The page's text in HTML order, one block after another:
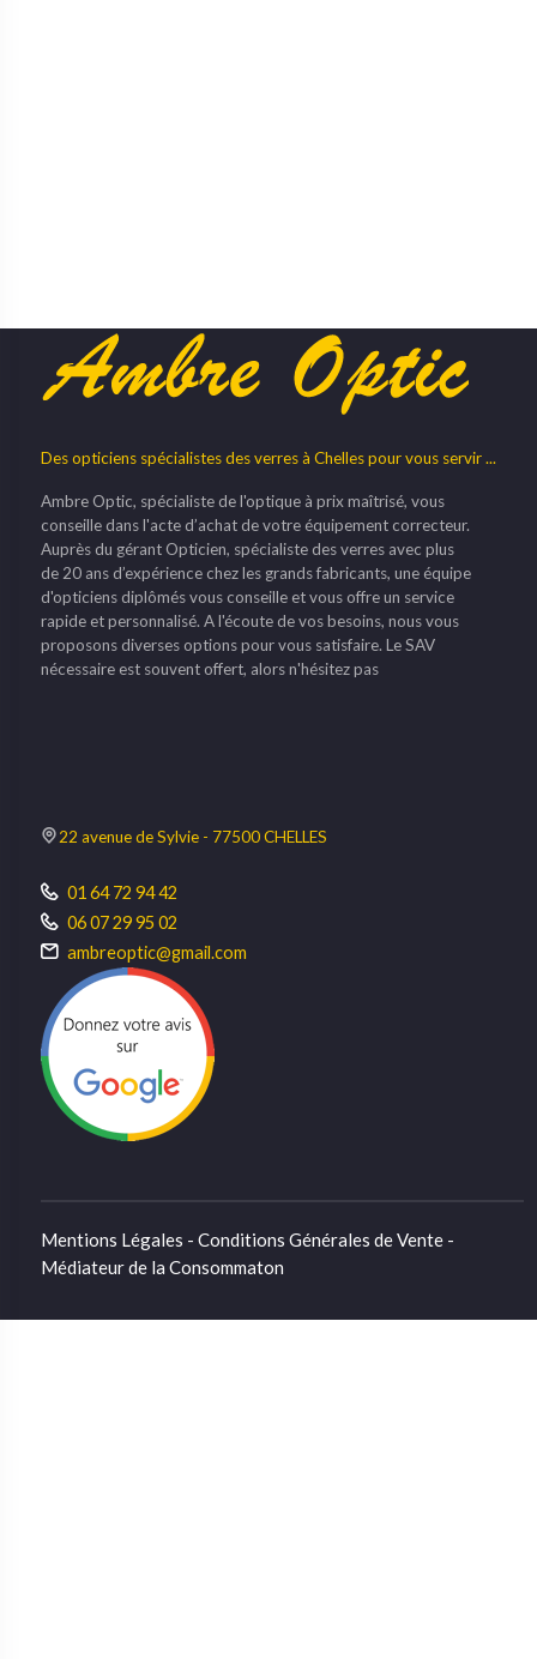
Des opticiens spécialistes des verres à Chelles pour vous servir ...
Ambre Optic, spécialiste de l'optique à prix maîtrisé, vous
conseille dans l'acte d’achat de votre équipement correcteur.
Auprès du gérant Opticien, spécialiste des verres avec plus
de 20 ans d’expérience chez les grands fabricants, une équipe
d'opticiens diplômés vous conseille et vous offre un service
rapide et personnalisé. A l'écoute de vos besoins, nous vous
proposons diverses options pour vous satisfaire. Le SAV
nécessaire est souvent offert, alors n'hésitez pas
22 avenue de Sylvie - 77500 CHELLES
01 64 72 94 42
06 07 29 95 02
ambreoptic@gmail.com
Mentions Légales - Conditions Générales de Vente -
Médiateur de la Consommaton